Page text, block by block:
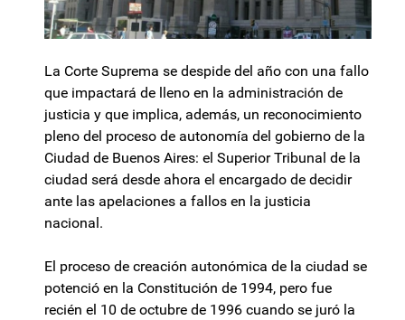
La Corte Suprema se despide del año con una fallo
que impactará de lleno en la administración de
justicia y que implica, además, un reconocimiento
pleno del proceso de autonomía del gobierno de la
Ciudad de Buenos Aires: el Superior Tribunal de la
ciudad será desde ahora el encargado de decidir
ante las apelaciones a fallos en la justicia
nacional.
El proceso de creación autonómica de la ciudad se
potenció en la Constitución de 1994, pero fue
recién el 10 de octubre de 1996 cuando se juró la